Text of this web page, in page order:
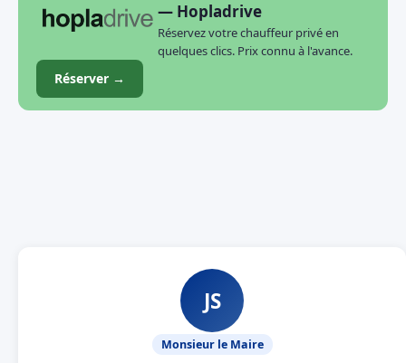
— Hopladrive
Réservez votre chauffeur privé en
quelques clics. Prix connu à l'avance.
Réserver →
JS
Monsieur le Maire